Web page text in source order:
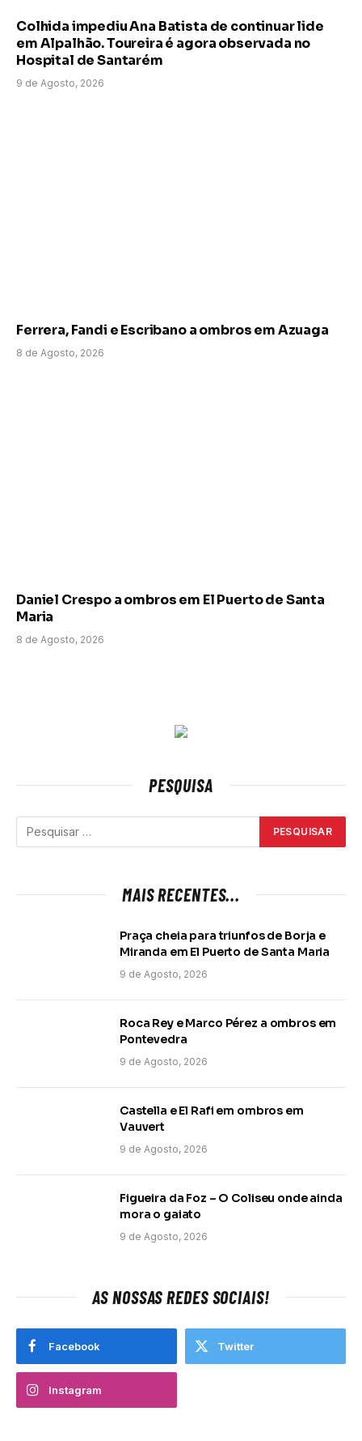
Colhida impediu Ana Batista de continuar lide
em Alpalhão. Toureira é agora observada no
Hospital de Santarém
9 de Agosto, 2026
Ferrera, Fandi e Escribano a ombros em Azuaga
8 de Agosto, 2026
Daniel Crespo a ombros em El Puerto de Santa
Maria
8 de Agosto, 2026
PESQUISA
MAIS RECENTES...
Praça cheia para triunfos de Borja e
Miranda em El Puerto de Santa Maria
9 de Agosto, 2026
Roca Rey e Marco Pérez a ombros em
Pontevedra
9 de Agosto, 2026
Castella e El Rafi em ombros em
Vauvert
9 de Agosto, 2026
Figueira da Foz – O Coliseu onde ainda
mora o gaiato
9 de Agosto, 2026
AS NOSSAS REDES SOCIAIS!
Facebook Twitter
Instagram